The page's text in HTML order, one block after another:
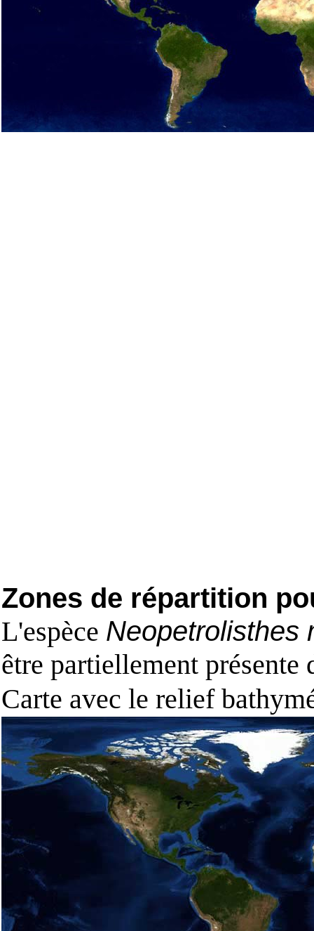
Zones de répartition
L'espèce Neopetrolisthes
être partiellement présente
Carte avec le relief